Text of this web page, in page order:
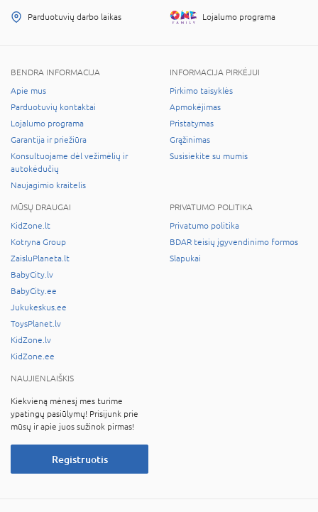
Parduotuvių darbo laikas Lojalumo programa
BENDRA INFORMACIJA
Apie mus
Parduotuvių kontaktai
Lojalumo programa
Garantija ir priežiūra
Konsultuojame dėl vežimėlių ir
autokėdučių
Naujagimio kraitelis
INFORMACIJA PIRKĖJUI
Pirkimo taisyklės
Apmokėjimas
Pristatymas
Grąžinimas
Susisiekite su mumis
MŪSŲ DRAUGAI
KidZone.lt
Kotryna Group
ZaisluPlaneta.lt
BabyCity.lv
BabyCity.ee
Jukukeskus.ee
ToysPlanet.lv
KidZone.lv
KidZone.ee
PRIVATUMO POLITIKA
Privatumo politika
BDAR teisių įgyvendinimo formos
Slapukai
NAUJIENLAIŠKIS
Kiekvieną mėnesį mes turime
ypatingų pasiūlymų! Prisijunk prie
mūsų ir apie juos sužinok pirmas!
Registruotis